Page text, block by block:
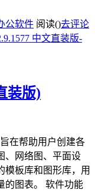
公软件 阅读()去评论
装版)
在帮助用户创建各
、网络图、平面设
模板库和图形库，用
的图表。 软件功能